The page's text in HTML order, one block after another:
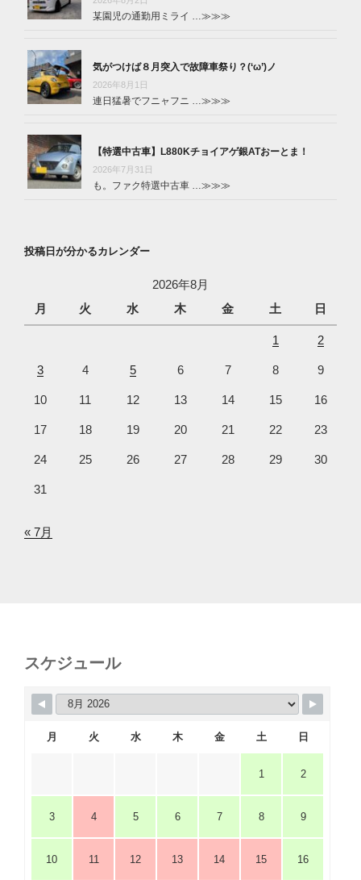
某園児の通勤用ミライ … ≫≫≫
気がつけば８月突入で故障車祭り？(‘ω’)ノ
2026年8月1日
連日猛暑でフニャフニ … ≫≫≫
【特選中古車】L880Kチョイアゲ銀ATおーとま！
2026年7月31日
も。ファク特選中古車 … ≫≫≫
投稿日が分かるカレンダー
2026年8月
月
火 水 木 金 土 日
1 2
3 4 5 6 7 8 9
10 11 12 13 14 15 16
17 18 19 20 21 22 23
24 25 26 27 28 29 30
31
« 7月
スケジュール
月 火 水 木 金 土 日
1 2
3 4 5 6 7 8 9
10 11 12 13 14 15 16